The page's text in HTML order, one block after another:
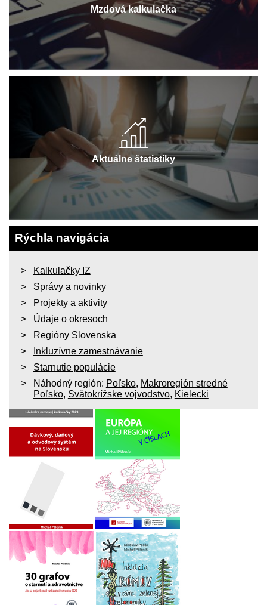
Mzdová kalkulačka
Aktuálne štatistiky
Rýchla navigácia
Kalkulačky IZ
Správy a novinky
Projekty a aktivity
Údaje o okresoch
Regióny Slovenska
Inkluzívne zamestnávanie
Starnutie populácie
Náhodný región: Poľsko, Makroregión stredné
Poľsko, Svätokrížske vojvodstvo, Kielecki